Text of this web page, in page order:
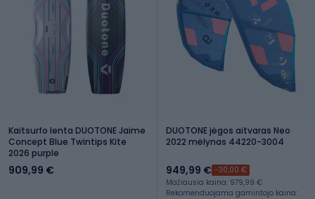
Kaitsurfo lenta DUOTONE Jaime
Concept Blue Twintips Kite
2026 purple
909,99 €
DUOTONE jėgos aitvaras Neo
2022 mėlynas 44220-3004
949,99 € -30,00 €
Mažiausia kaina: 979,99 €
Rekomenduojama gamintojo kaina: